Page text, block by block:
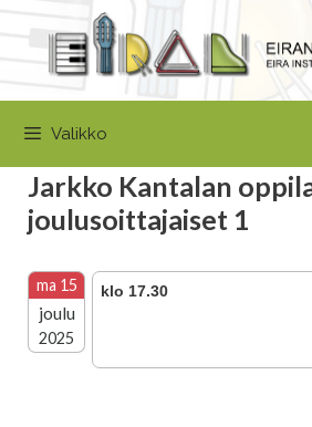
sisältöön
Valikko
Jarkko Kantalan
joulusoittajaiset 1
ma 15
joulu
2025
klo 17.30